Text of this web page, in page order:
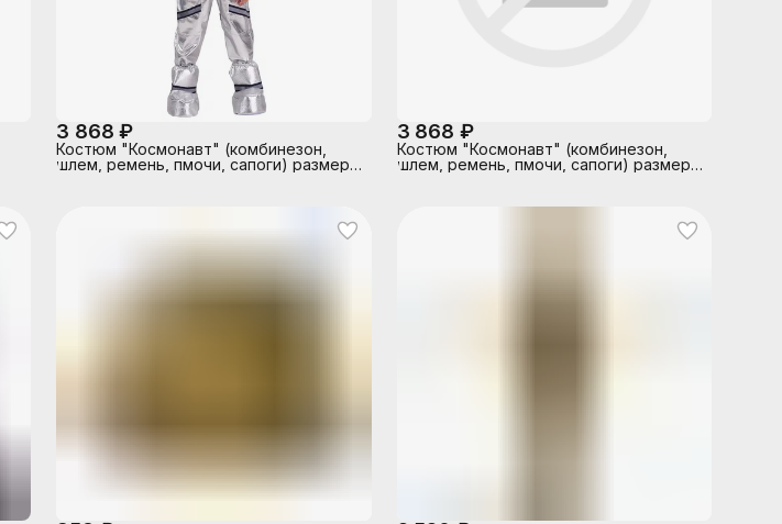
3 868 ₽
Костюм "Космонавт" (комбинезон,
шлем, ремень, пмочи, сапоги) размер
3 868 ₽
Костюм "Космонавт" (комбинезон,
шлем, ремень, пмочи, сапоги) размер